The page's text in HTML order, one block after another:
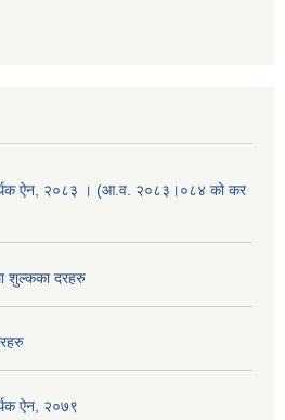
ऐन, २०८३ । (आ.व. २०८३।०८४ को कर
शुल्कका दरहरु
ऐन, २०७९